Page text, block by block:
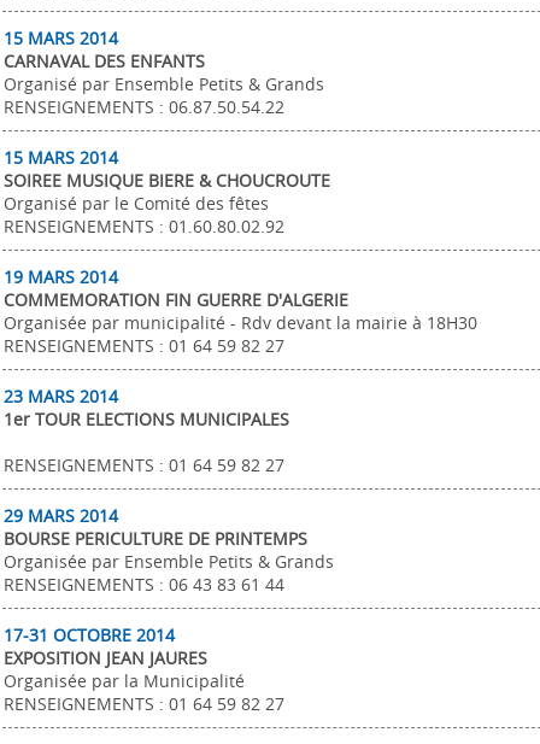
15 MARS 2014
CARNAVAL DES ENFANTS
Organisé par Ensemble Petits & Grands
RENSEIGNEMENTS : 06.87.50.54.22
15 MARS 2014
SOIREE MUSIQUE BIERE & CHOUCROUTE
Organisé par le Comité des fêtes
RENSEIGNEMENTS : 01.60.80.02.92
19 MARS 2014
COMMEMORATION FIN GUERRE D'ALGERIE
Organisée par municipalité - Rdv devant la mairie à 18H30
RENSEIGNEMENTS : 01 64 59 82 27
23 MARS 2014
1er TOUR ELECTIONS MUNICIPALES
RENSEIGNEMENTS : 01 64 59 82 27
29 MARS 2014
BOURSE PERICULTURE DE PRINTEMPS
Organisée par Ensemble Petits & Grands
RENSEIGNEMENTS : 06 43 83 61 44
17-31 OCTOBRE 2014
EXPOSITION JEAN JAURES
Organisée par la Municipalité
RENSEIGNEMENTS : 01 64 59 82 27